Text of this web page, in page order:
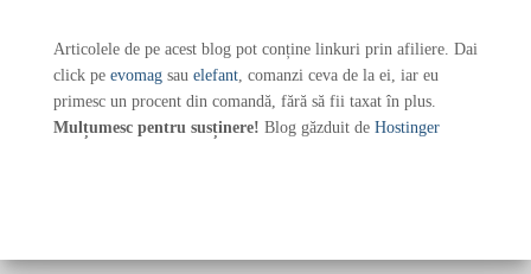
Articolele de pe acest blog pot conține linkuri prin afiliere. Dai
click pe evomag sau elefant, comanzi ceva de la ei, iar eu
primesc un procent din comandă, fără să fii taxat în plus.
Mulțumesc pentru susținere! Blog găzduit de Hostinger